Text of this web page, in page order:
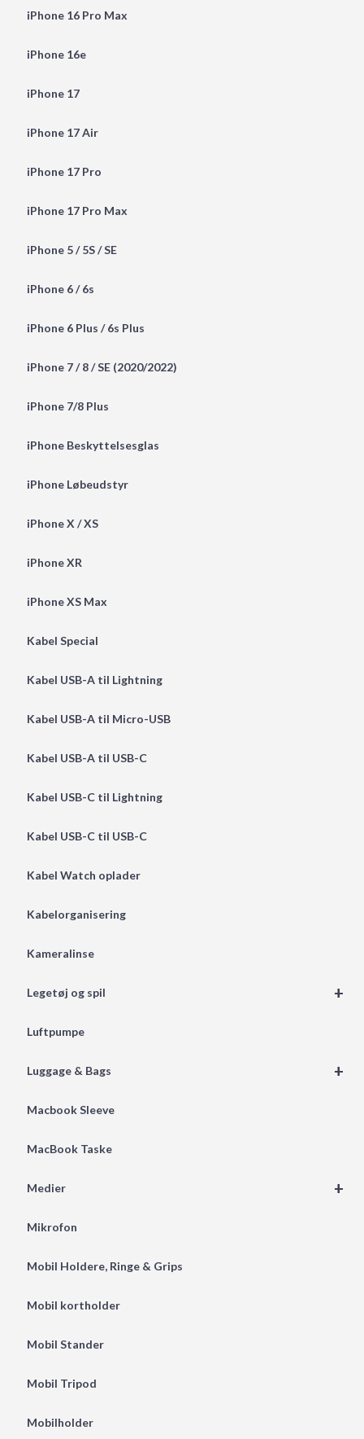
iPhone 16 Pro Max
iPhone 16e
iPhone 17
iPhone 17 Air
iPhone 17 Pro
iPhone 17 Pro Max
iPhone 5 / 5S / SE
iPhone 6 / 6s
iPhone 6 Plus / 6s Plus
iPhone 7 / 8 / SE (2020/2022)
iPhone 7/8 Plus
iPhone Beskyttelsesglas
iPhone Løbeudstyr
iPhone X / XS
iPhone XR
iPhone XS Max
Kabel Special
Kabel USB-A til Lightning
Kabel USB-A til Micro-USB
Kabel USB-A til USB-C
Kabel USB-C til Lightning
Kabel USB-C til USB-C
Kabel Watch oplader
Kabelorganisering
Kameralinse
+
Legetøj og spil
Luftpumpe
+
Luggage & Bags
Macbook Sleeve
MacBook Taske
+
Medier
Mikrofon
Mobil Holdere, Ringe & Grips
Mobil kortholder
Mobil Stander
Mobil Tripod
Mobilholder